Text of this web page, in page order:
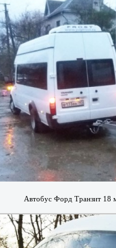
Автобус Форд Транзит 18